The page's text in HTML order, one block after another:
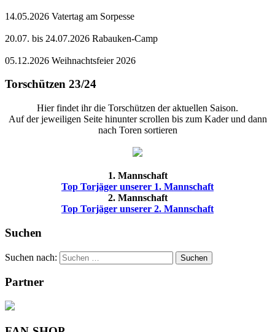
14.05.2026 Vatertag am Sorpesse
20.07. bis 24.07.2026 Rabauken-Camp
05.12.2026 Weihnachtsfeier 2026
Torschützen 23/24
Hier findet ihr die Torschützen der aktuellen Saison.
Auf der jeweiligen Seite hinunter scrollen bis zum Kader und dann
nach Toren sortieren
1. Mannschaft
Top Torjäger unserer 1. Mannschaft
2. Mannschaft
Top Torjäger unserer 2. Mannschaft
Suchen
Suchen nach: Suchen
Partner